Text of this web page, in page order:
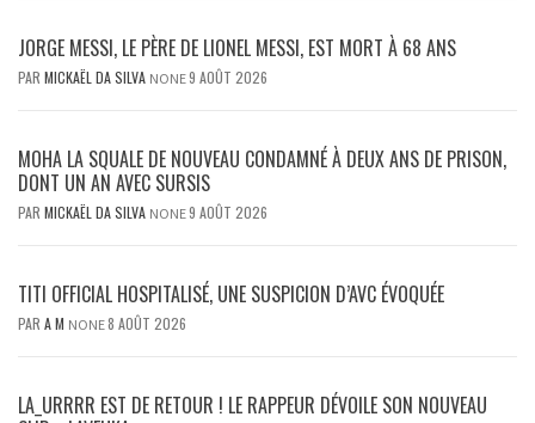
JORGE MESSI, LE PÈRE DE LIONEL MESSI, EST MORT À 68 ANS
PAR MICKAËL DA SILVA NONE9 AOÛT 2026
MOHA LA SQUALE DE NOUVEAU CONDAMNÉ À DEUX ANS DE PRISON,
DONT UN AN AVEC SURSIS
PAR MICKAËL DA SILVA NONE9 AOÛT 2026
TITI OFFICIAL HOSPITALISÉ, UNE SUSPICION D’AVC ÉVOQUÉE
PAR A M NONE8 AOÛT 2026
LA_URRRR EST DE RETOUR ! LE RAPPEUR DÉVOILE SON NOUVEAU